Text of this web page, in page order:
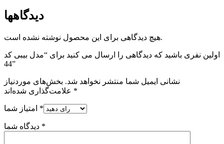
دیدگاهها
هیچ دیدگاهی برای این محصول نوشته نشده است.
اولین نفری باشید که دیدگاهی را ارسال می کنید برای “مدل بیبی کد
44”
نشانی ایمیل شما منتشر نخواهد شد. بخش‌های موردنیاز
*
*
*